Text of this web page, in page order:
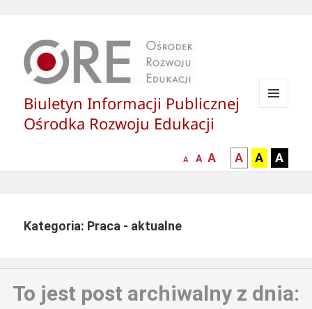
Biuletyn Informacji Publicznej
Ośrodka Rozwoju Edukacji
mniejsza
A
normalna
A
większa-
czcionka
A
kontrast
czarny
A
kontrast
czarny
A
żółty
A
Kategoria: Praca - aktualne
To jest post archiwalny z dnia: